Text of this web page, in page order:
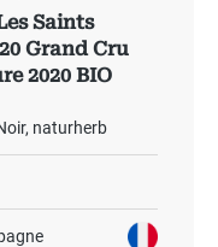
Saints
Grand Cru
2020 BIO
naturherb